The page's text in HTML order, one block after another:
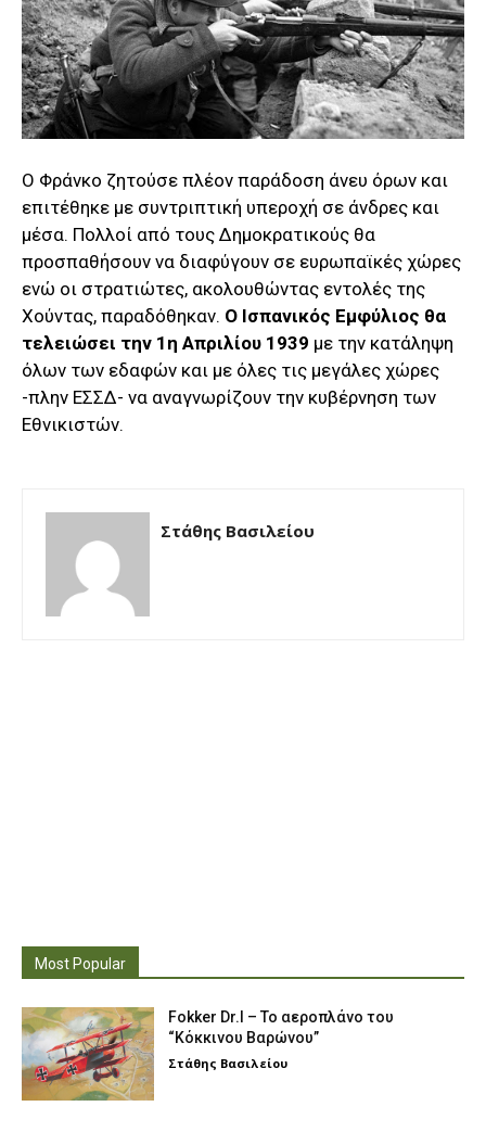
Ο Φράνκο ζητούσε πλέον παράδοση άνευ όρων και
επιτέθηκε με συντριπτική υπεροχή σε άνδρες και
μέσα. Πολλοί από τους Δημοκρατικούς θα
προσπαθήσουν να διαφύγουν σε ευρωπαϊκές χώρες
ενώ οι στρατιώτες, ακολουθώντας εντολές της
Χούντας, παραδόθηκαν. Ο Ισπανικός Εμφύλιος θα
τελειώσει την 1η Απριλίου 1939 με την κατάληψη
όλων των εδαφών και με όλες τις μεγάλες χώρες
-πλην ΕΣΣΔ- να αναγνωρίζουν την κυβέρνηση των
Εθνικιστών.
Στάθης Βασιλείου
Most Popular
Fokker Dr.I – To αεροπλάνο του
“Κόκκινου Βαρώνου”
Στάθης Βασιλείου